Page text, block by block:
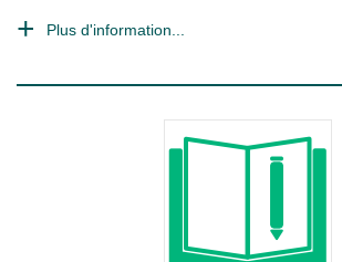
Plus d'information...